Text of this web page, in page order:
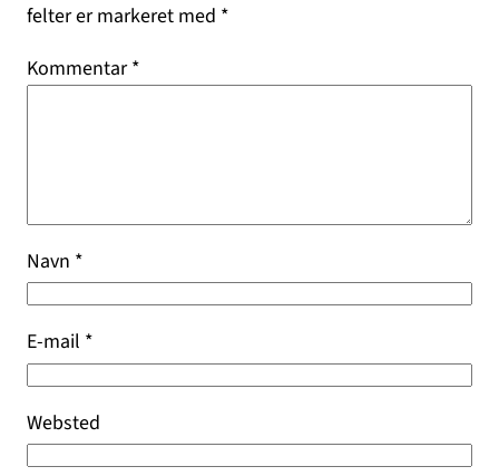
felter er markeret med *
Kommentar*
Navn *
E-mail *
Websted